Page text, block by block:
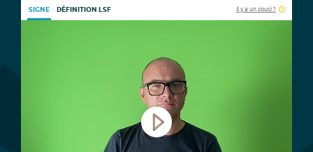
SIGNE DÉFINITION LSF Il y a un souci ?
Play